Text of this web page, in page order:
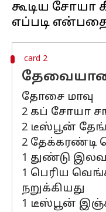
கூடிய சோயா
card 2
தோசை மாவு
2 கப் சோயா
2 டீஸ்பூன்
2 தேக்கரண்டி
1 துண்டு
1 பெரிய
நறுக்கியது
1 டீஸ்பூன்